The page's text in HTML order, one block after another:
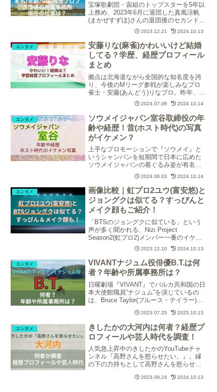
宝塚歌劇団・宙組のトップスターを5年以
上務め、2023年6月に退団した真風涼帆
(まかぜすずほ)さんの退団後のセカンドキ
ャリアが気になります。真風さんの「wiki
プロフィール」「本名や年齢」「経歴」
「退団後の所属事務所や現在の仕事」に
ついて調査・紹介します。
2023.12.21 2024.10.13
エンタメ
安藤りな(麻雀)かわいいけど結婚
してる？学歴、経歴プロフィール
まとめ
拠点は北海道ながら全国的な知名度を誇
り、今後のMリーグ参戦が楽しみなプロ
雀士・安藤(あんどう)りなプロ。昨年、初
タイトルを獲得して勢いに乗る安藤プロ
の「プロフィール」「本名」「身長」
「学歴」「経歴」「成績」「Mリーグ入
りの」について調査・紹介します。
2024.07.08 2024.10.14
エンタメ
ソウメイジャパン室谷取締役の年
齢や経歴！昔(ホスト時代)の写真
がイケメン？
上手なプロモーションで『ソウメイ』と
いうシャンパンを短期間で日本に広めた
ソウメイジャパンの着ぐるみ姿が有名な
室谷(むろたに)取締役の「会社」「wikiプ
ロフィール」「年齢」「経歴」「若いこ
ろの写真」「結婚」について調査・紹介
します。
2024.06.03 2024.10.14
エンタメ
画像比較｜虹プロ2ユウ(富安悠)と
ジョングクは似てる？すっぴんと
メイク顔もご紹介！
「BTSのジョングクに似ている」という
声が多く聞かれる、Nizi Project
Season2(虹プロ2)メンバー一番のイケメ
ン・ユウ(富安悠)さんについて、ジョング
ク＆他の似ている芸能人2人との画像比較
やすっぴん画像・メイク顔画像を紹介し
ます。
2023.12.10 2024.10.13
エンタメ
VIVANTナジュム役俳優B.T.は何
者？年齢や所属事務所は？
日曜劇場『VIVANT』でバルカ共和国の日
本大使館職員”ナジュム”を演じているの
は、Bruce Taylor(ブルース・テイラー)さ
で芸能活動されています。B.T.さんのwiki
プロフィール、年齢、所属事務所、
VIVANT以外の出演作品について調査しま
した。
2023.07.25 2025.10.13
エンタメ
きしたかの大河内は何者？経歴プ
ロフィールや芸人時代を調査！
人気急上昇中のきしたかのYouTubeチャ
ンネル『高野さんを怒らせたい。』。縁
の下の力持ちとして高野さんを怒らせる
大河内さんがいったい何者なのか、プロ
2023.09.24 2024.10.13